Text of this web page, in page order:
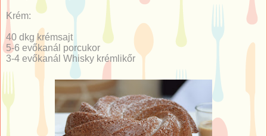
Krém:
40 dkg krémsajt
5-6 evőkanál porcukor
3-4 evőkanál Whisky krémlikőr